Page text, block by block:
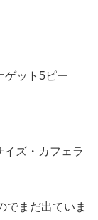
ゲット5ピー
イズ・カフェラ
でまだ出ていま